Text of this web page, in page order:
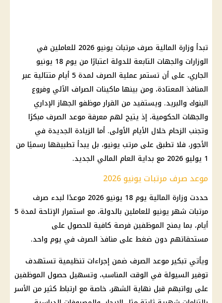
تبدأ وزارة المالية صرف مرتبات يونيو 2026 للعاملين في
الوزارات والجهات التابعة للدولة اعتبارًا من يوم 18 يونيو
الجاري، على أن تستمر عملية الصرف لمدة 5 أيام متتالية عبر
المنافذ المعتادة، ومن بينها ماكينات الصراف الآلي وفروع
البنوك والبريد. ويستفيد من القرار موظفو الجهاز الإداري
والجهات الحكومية، إذ يتيح لهم معرفة موعد الصرف مبكرًا
وتجنب الزحام خلال الأيام الأولى. أما الزيادة الجديدة في
الأجور، فلا تطبق على مرتب يونيو، بل يبدأ تطبيقها رسميًا من
1 يوليو 2026 مع بداية العام المالي الجديد.
موعد صرف مرتبات يونيو 2026
حددت وزارة المالية يوم 18 يونيو 2026 موعدًا لبدء صرف
مرتبات شهر يونيو للعاملين بالدولة، مع استمرار الإتاحة لمدة 5
أيام، بما يمنح الموظفين فرصة كافية للحصول على
مستحقاتهم دون ضغط على منافذ الصرف في يوم واحد.
ويأتي تبكير موعد الصرف ضمن إجراءات تنظيمية تستهدف
توفير السيولة في الوقت المناسب، وتسهيل حصول الموظفين
على رواتبهم قبل نهاية الشهر، خاصة مع ارتباط كثير من الأسر